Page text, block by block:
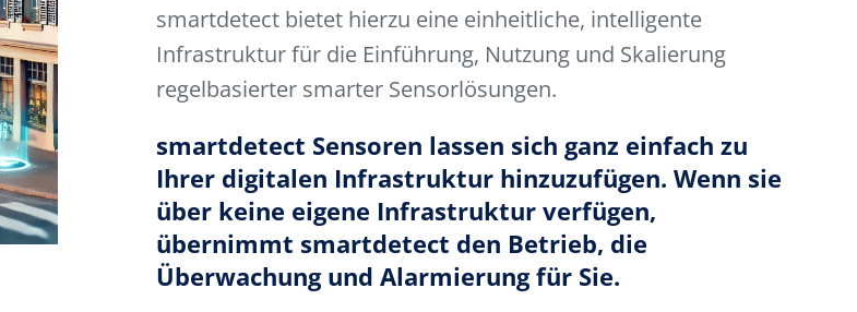
smartdetect bietet hierzu eine einheitliche, intelligente
Infrastruktur für die Einführung, Nutzung und Skalierung
regelbasierter smarter Sensorlösungen.
smartdetect Sensoren lassen sich ganz einfach zu
Ihrer digitalen Infrastruktur hinzuzufügen. Wenn sie
über keine eigene Infrastruktur verfügen,
übernimmt smartdetect den Betrieb, die
Überwachung und Alarmierung für Sie.